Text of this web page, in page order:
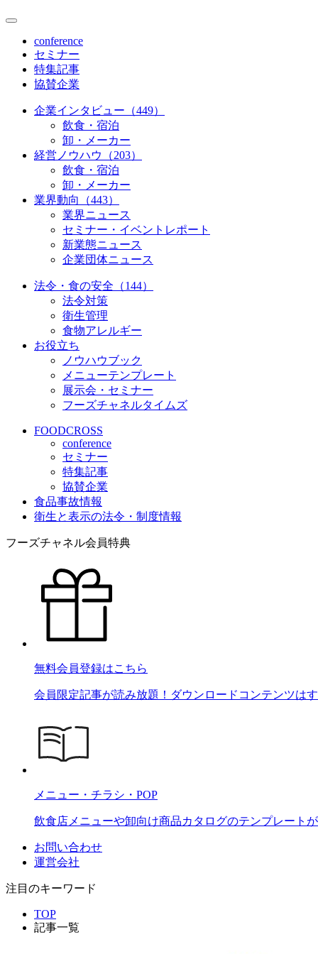
conference
セミナー
特集記事
協賛企業
企業インタビュー（449）
飲食・宿泊
卸・メーカー
経営ノウハウ（203）
飲食・宿泊
卸・メーカー
業界動向（443）
業界ニュース
セミナー・イベントレポート
新業態ニュース
企業団体ニュース
法令・食の安全（144）
法令対策
衛生管理
食物アレルギー
お役立ち
ノウハウブック
メニューテンプレート
展示会・セミナー
フーズチャネルタイムズ
FOODCROSS
conference
セミナー
特集記事
協賛企業
食品事故情報
衛生と表示の法令・制度情報
フーズチャネル会員特典
無料会員登録はこちら
会員限定記事が読み放題！ダウンロードコンテンツは
メニュー・チラシ・POP
飲食店メニューや卸向け商品カタログのテンプレート
お問い合わせ
運営会社
注目のキーワード
TOP
記事一覧